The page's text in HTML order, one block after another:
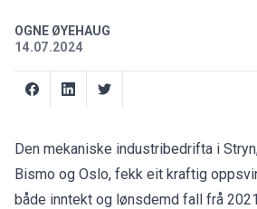
OGNE ØYEHAUG
14.07.2024
Den mekaniske industribedrifta i
Bismo og Oslo, fekk eit kraftig
både inntekt og lønsdemd fall frå